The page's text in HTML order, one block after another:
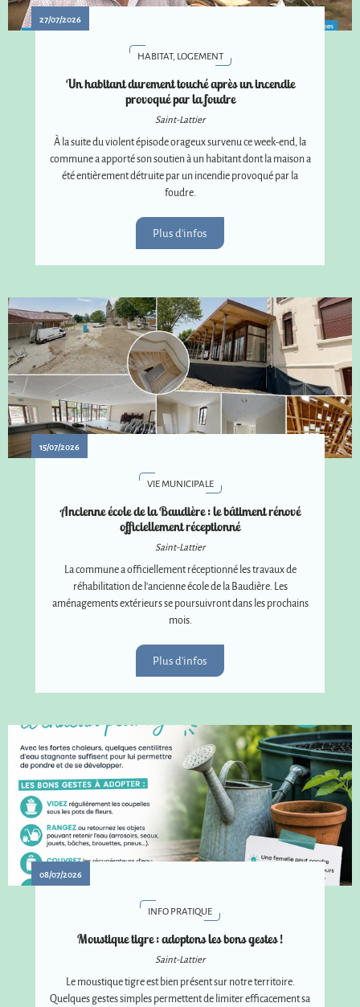
27/07/2026
HABITAT, LOGEMENT
Un habitant durement touché après un incendie
provoqué par la foudre
Saint-Lattier
À la suite du violent épisode orageux survenu ce week-end, la
commune a apporté son soutien à un habitant dont la maison a
été entièrement détruite par un incendie provoqué par la
foudre.
Plus d'infos
15/07/2026
VIE MUNICIPALE
Ancienne école de la Baudière : le bâtiment rénové
officiellement réceptionné
Saint-Lattier
La commune a officiellement réceptionné les travaux de
réhabilitation de l'ancienne école de la Baudière. Les
aménagements extérieurs se poursuivront dans les prochains
mois.
Plus d'infos
08/07/2026
INFO PRATIQUE
Moustique tigre : adoptons les bons gestes !
Saint-Lattier
Le moustique tigre est bien présent sur notre territoire.
Quelques gestes simples permettent de limiter efficacement sa